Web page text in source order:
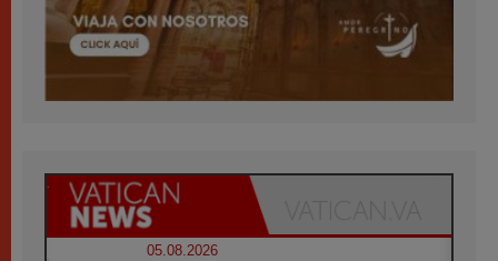
05.08.2026